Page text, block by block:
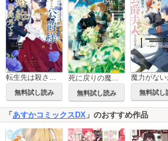
転生先は殺されるはずのモブ令嬢でした～見知らぬ公爵様との婚約は想定外です～@COMIC
無料試し読み 無料試し読み 無料試し
「あすかコミックスDX 」のおすすめ作品